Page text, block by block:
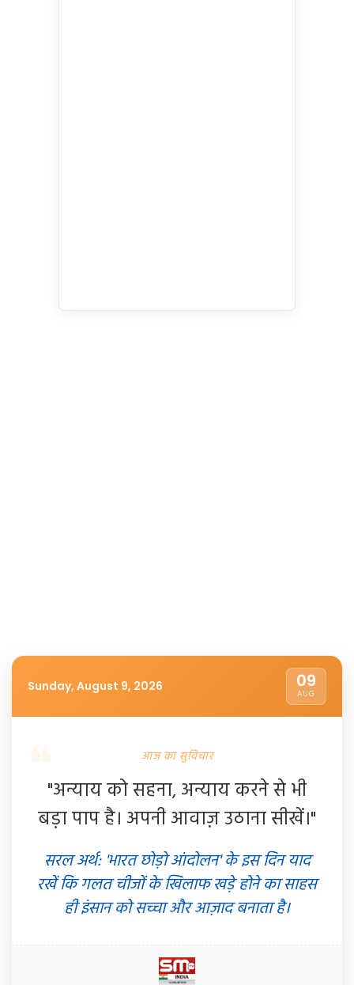
Sunday, August 9, 2026 09
AUG
आज का सुविचार
"अन्याय को सहना, अन्याय करने से भी
बड़ा पाप है। अपनी आवाज़ उठाना सीखें।"
सरल अर्थ: 'भारत छोड़ो आंदोलन' के इस दिन याद
रखें कि गलत चीजों के खिलाफ खड़े होने का साहस
ही इंसान को सच्चा और आज़ाद बनाता है।